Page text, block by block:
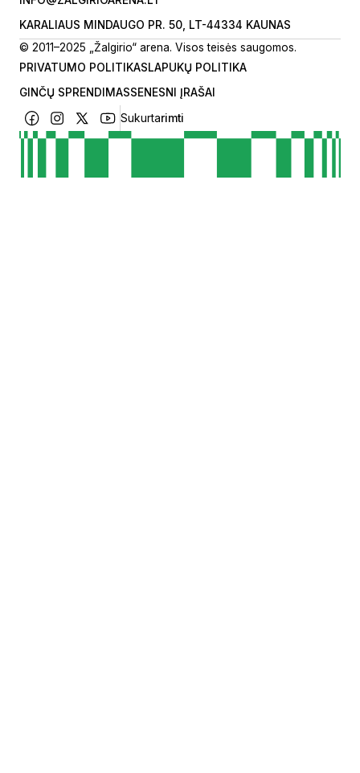
KARALIAUS MINDAUGO PR. 50, LT-44334 KAUNAS
© 2011–2025 „Žalgirio“ arena. Visos teisės saugomos.
PRIVATUMO POLITIKASLAPUKŲ POLITIKA
GINČŲ SPRENDIMASSENESNI ĮRAŠAI
Sukurtarimti